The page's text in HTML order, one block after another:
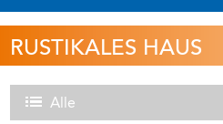
RUSTIKALES HAUS
Alle